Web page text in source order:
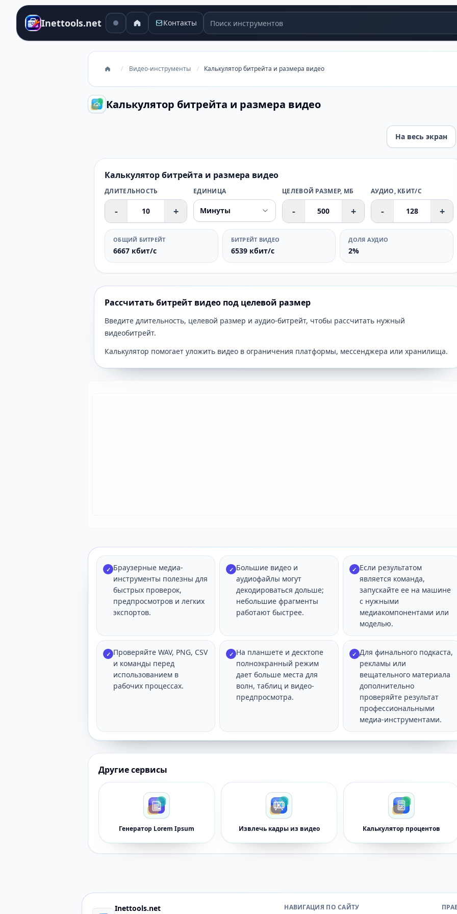
Inettools.net Контакты Поиск инструментов
/ Видео-инструменты / Калькулятор битрейта и размера видео
Калькулятор битрейта и размера видео
На весь экран
Калькулятор битрейта и размера видео
ДЛИТЕЛЬНОСТЬ
- +
ЕДИНИЦА ЦЕЛЕВОЙ РАЗМЕР, МБ
- +
АУДИО, КБИТ/С
- +
ОБЩИЙ БИТРЕЙТ
6667 кбит/с
БИТРЕЙТ ВИДЕО
6539 кбит/с
ДОЛЯ АУДИО
2%
Рассчитать битрейт видео под целевой размер
Введите длительность, целевой размер и аудио-битрейт, чтобы рассчитать нужный
видеобитрейт.
Калькулятор помогает уложить видео в ограничения платформы, мессенджера или хранилища.
✓ Браузерные медиа-
инструменты полезны для
быстрых проверок,
предпросмотров и легких
экспортов.
✓ Большие видео и
аудиофайлы могут
декодироваться дольше;
небольшие фрагменты
работают быстрее.
✓ Если результатом
является команда,
запускайте ее на машине
с нужными
медиакомпонентами или
моделью.
✓ Проверяйте WAV, PNG, CSV
и команды перед
использованием в
рабочих процессах.
✓ На планшете и десктопе
полноэкранный режим
дает больше места для
волн, таблиц и видео-
предпросмотра.
✓ Для финального подкаста,
рекламы или
вещательного материала
дополнительно
проверяйте результат
профессиональными
медиа-инструментами.
Другие сервисы
Генератор Lorem Ipsum Извлечь кадры из видео Калькулятор процентов
Inettools.net НАВИГАЦИЯ ПО САЙТУ